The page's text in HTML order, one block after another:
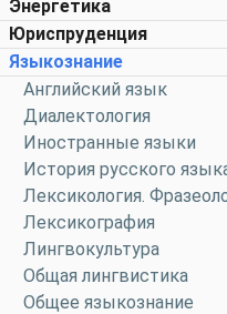
Энергетика
Юриспруденция
Языкознание
Английский язык
Диалектология
Иностранные языки
История русского
Лексикология.
Лексикография
Лингвокультура
Общая лингвистика
Общее языкознание